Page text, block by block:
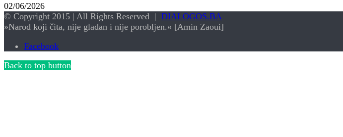
02/06/2026
© Copyright 2015 | All Rights Reserved | DIALOGOS.BA
»Narod koji čita, nije gladan i nije porobljen.« [Amin Zaoui]
Facebook
Back to top button